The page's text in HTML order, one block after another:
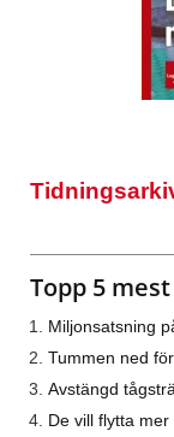
Topp 5
Miljonsatsning
Tummen ned
Avstängd
De vill flytta